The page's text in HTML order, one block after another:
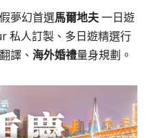
夢幻首選馬爾地夫一日遊
私人訂製、多日遊精選行
譯、 海外婚禮量身規劃。